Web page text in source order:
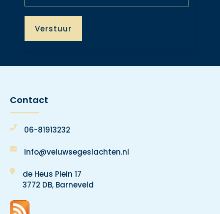
Contact
06-81913232
Info@veluwsegeslachten.nl
de Heus Plein 17
3772 DB, Barneveld